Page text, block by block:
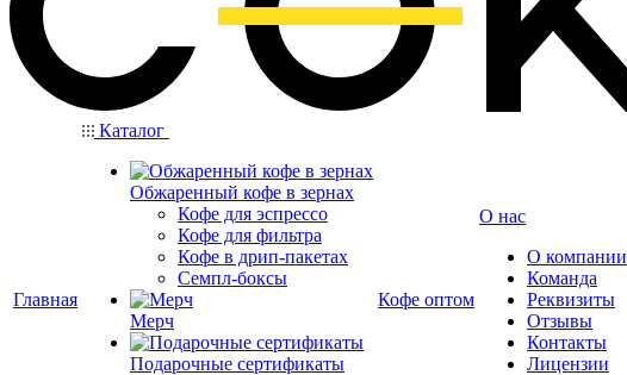
Главная
Каталог
Обжаренный кофе в зернах
Кофе для эспрессо
Кофе для фильтра
Кофе в дрип-пакетах
Семпл-боксы
Мерч
Подарочные сертификаты
Кофе оптом
О нас
О компании
Команда
Реквизиты
Отзывы
Контакты
Лицензии